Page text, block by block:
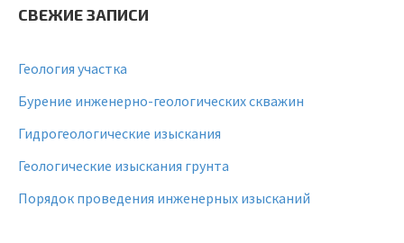
СВЕЖИЕ ЗАПИСИ
Геология участка
Бурение инженерно-геологических скважин
Гидрогеологические изыскания
Геологические изыскания грунта
Порядок проведения инженерных изысканий